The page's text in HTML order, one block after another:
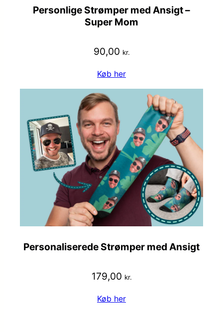
Personlige Strømper med Ansigt –
Super Mom
90,00 kr.
Køb her
Personaliserede Strømper med Ansigt
179,00 kr.
Køb her